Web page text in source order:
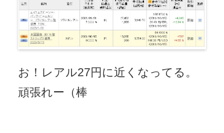
お！レアル27円に近くなってる。
頑張れー（棒